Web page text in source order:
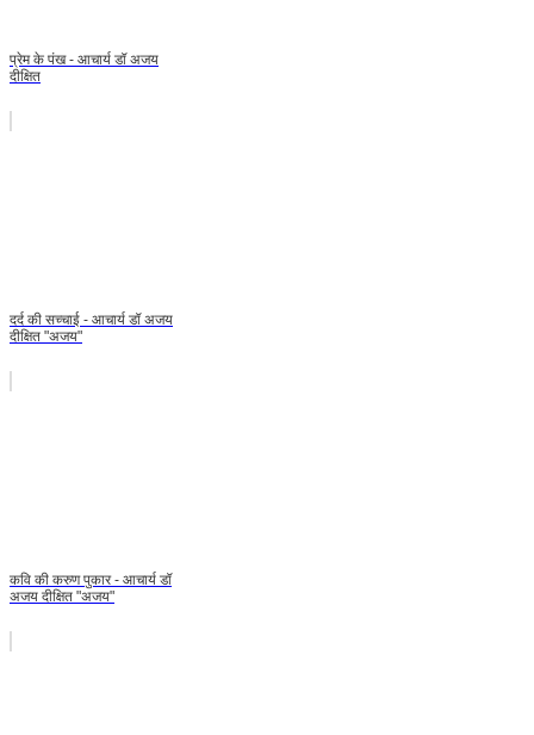
प्रेम के पंख - आचार्य डॉ अजय
दीक्षित
दर्द की सच्चाई - आचार्य डॉ अजय
दीक्षित "अजय"
कवि की करुण पुकार - आचार्य डॉ
अजय दीक्षित "अजय"